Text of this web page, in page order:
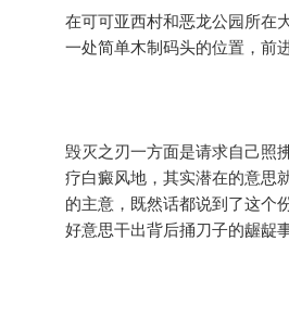
在可可亚西村和恶龙公园所在
一处简单木制码头的位置，前
毁灭之刃一方面是请求自己照
疗白癜风地，其实潜在的意思
的主意，既然话都说到了这个
好意思干出背后捅刀子的龌龊事